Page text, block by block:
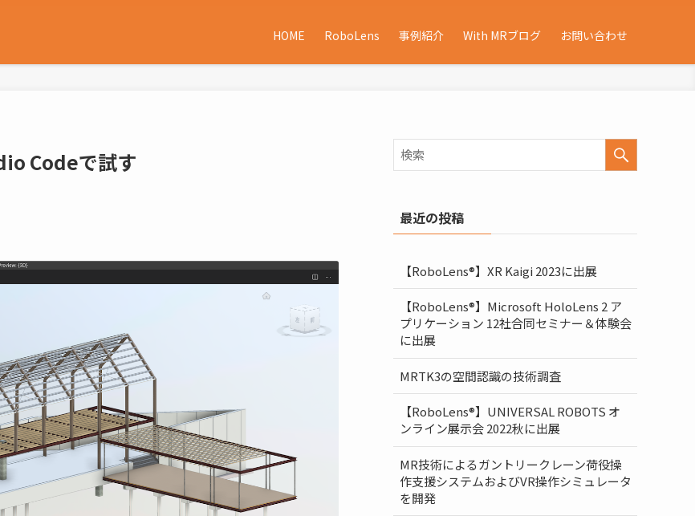
HOME RoboLens 事例紹介 With MRブログ お問い合わせ
Codeで試す
最近の投稿
【RoboLens®】XR Kaigi 2023に出展
【RoboLens®】Microsoft HoloLens 2 ア
プリケーション 12社合同セミナー＆体験会
に出展
MRTK3の空間認識の技術調査
【RoboLens®】UNIVERSAL ROBOTS オ
ンライン展示会 2022秋に出展
MR技術によるガントリークレーン荷役操
作支援システムおよびVR操作シミュレータ
を開発